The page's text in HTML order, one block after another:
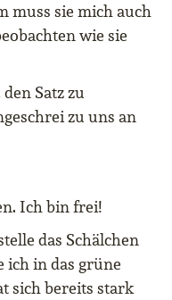
muss sie mich auch
wie sie
Satz zu
zu uns an
Ich bin frei!
das Schälchen
ich in das grüne
sich bereits stark